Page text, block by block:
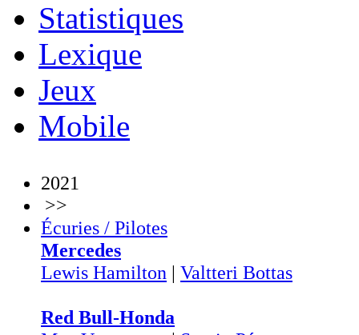
Statistiques
Lexique
Jeux
Mobile
2021
>>
Écuries / Pilotes
Mercedes
Lewis Hamilton | Valtteri Bottas
Red Bull-Honda